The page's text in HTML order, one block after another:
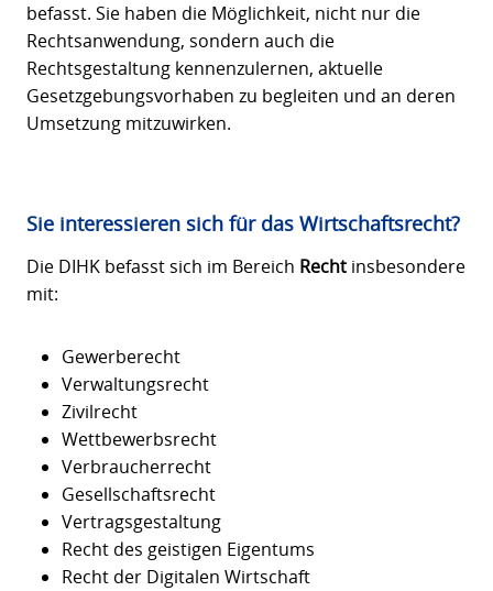
befasst. Sie haben die Möglichkeit, nicht nur die
Rechtsanwendung, sondern auch die
Rechtsgestaltung kennenzulernen, aktuelle
Gesetzgebungsvorhaben zu begleiten und an deren
Umsetzung mitzuwirken.
Sie interessieren sich für das Wirtschaftsrecht?
Die DIHK befasst sich im Bereich Recht insbesondere
mit:
Gewerberecht
Verwaltungsrecht
Zivilrecht
Wettbewerbsrecht
Verbraucherrecht
Gesellschaftsrecht
Vertragsgestaltung
Recht des geistigen Eigentums
Recht der Digitalen Wirtschaft